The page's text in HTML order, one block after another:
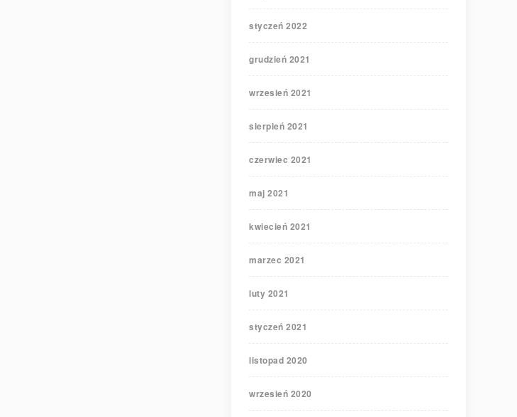
styczeń 2022
grudzień 2021
wrzesień 2021
sierpień 2021
czerwiec 2021
maj 2021
kwiecień 2021
marzec 2021
luty 2021
styczeń 2021
listopad 2020
wrzesień 2020